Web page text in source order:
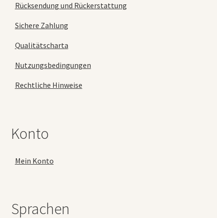
Rücksendung und Rückerstattung
Sichere Zahlung
Qualitätscharta
Nutzungsbedingungen
Rechtliche Hinweise
Konto
Mein Konto
Sprachen